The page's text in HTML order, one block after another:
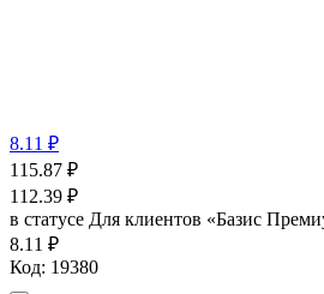
8.11 ₽
115.87 ₽
112.39 ₽
в статусе Для клиентов «Базис
8.11 ₽
Код: 19380